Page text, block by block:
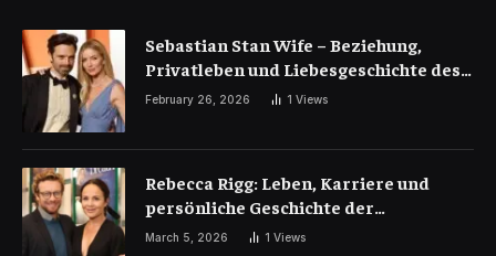
Sebastian Stan Wife – Beziehung,
Privatleben und Liebesgeschichte des
Hollywood-Stars
February 26, 2026 1 Views
Rebecca Rigg: Leben, Karriere und
persönliche Geschichte der
australischen Schauspielerin
March 5, 2026 1 Views